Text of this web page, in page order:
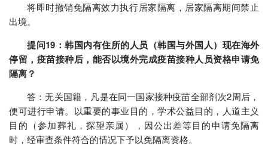
将即时撤销免隔离效力执行居家隔离，居家隔离期间禁止
出境。
提问19：韩国内有住所的人员（韩国与外国人）现在海外
停留，疫苗接种后，能否以境外完成疫苗接种人员资格申请免
隔离？
答：无关国籍，凡是在同一国家接种疫苗全部剂次2周后，
便可进行申请。以重要的事业目的，学术公益目的，人道主义
目的（参加葬礼，探望亲属），因公出差等目的申请免隔离
时，经审查条件符合的情况下予以免隔离资格。